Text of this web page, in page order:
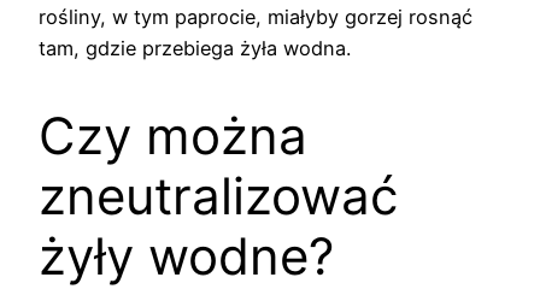
rośliny, w tym paprocie, miałyby gorzej rosnąć
tam, gdzie przebiega żyła wodna.
Czy można
zneutralizować
żyły wodne?